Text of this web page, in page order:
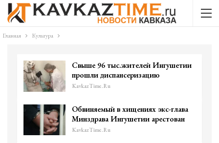
Главная Культура
Свыше 96 тыс.жителей Ингушетии
прошли диспансеризацию
KavkazTime.ru
Обвиняемый в хищениях экс-глава
Минздрава Ингушетии арестован
KavkazTime.ru